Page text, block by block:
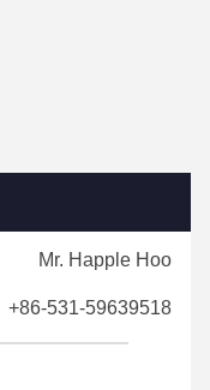
Mr. Happle Hoo
+86-531-59639518